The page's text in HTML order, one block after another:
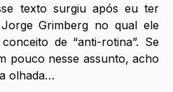
texto surgiu após eu ter
Grimberg no qual ele
de “anti-rotina”. Se
pouco nesse assunto, acho
olhada…